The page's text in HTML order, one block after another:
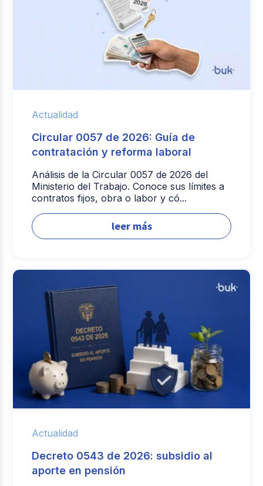
Actualidad
Circular 0057 de 2026: Guía de
contratación y reforma laboral
Análisis de la Circular 0057 de 2026 del
Ministerio del Trabajo. Conoce sus límites a
contratos fijos, obra o labor y có...
leer más
Actualidad
Decreto 0543 de 2026: subsidio al
aporte en pensión